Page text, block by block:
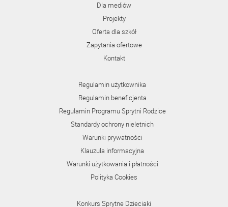
Dla mediów
Projekty
Oferta dla szkół
Zapytania ofertowe
Kontakt
Regulamin użytkownika
Regulamin beneficjenta
Regulamin Programu Sprytni Rodzice
Standardy ochrony nieletnich
Warunki prywatności
Klauzula informacyjna
Warunki użytkowania i płatności
Polityka Cookies
Konkurs Sprytne Dzieciaki